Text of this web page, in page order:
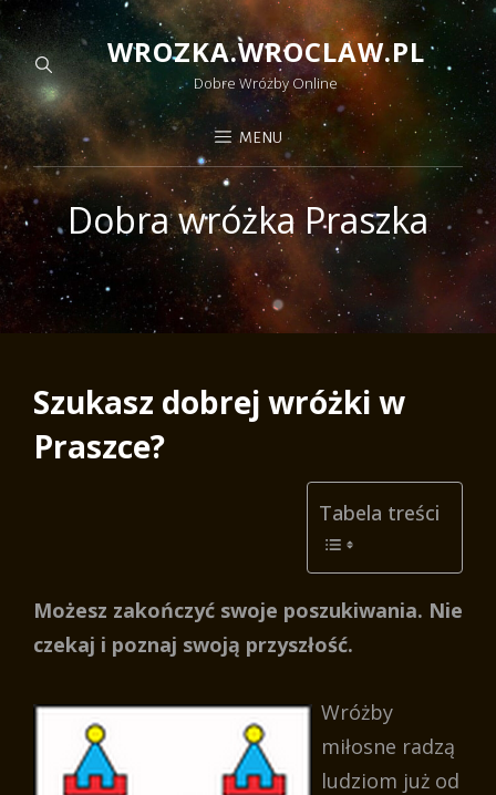
WROZKA.WROCLAW.PL
Dobre Wróżby Online
MENU
Dobra wróżka Praszka
Szukasz dobrej wróżki w
Praszce?
Tabela treści
Możesz zakończyć swoje poszukiwania. Nie
czekaj i poznaj swoją przyszłość.
Wróżby
miłosne radzą
ludziom już od